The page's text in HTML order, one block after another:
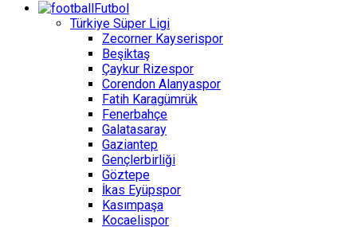
Futbol
Türkiye Süper Ligi
Zecorner Kayserispor
Beşiktaş
Çaykur Rizespor
Corendon Alanyaspor
Fatih Karagümrük
Fenerbahçe
Galatasaray
Gaziantep
Gençlerbirliği
Göztepe
İkas Eyüpspor
Kasımpaşa
Kocaelispor